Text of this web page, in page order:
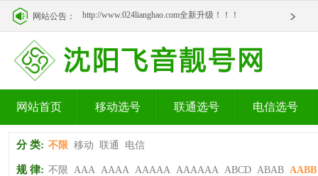
网站公告： http://www.024lianghao.com全新升级！！！
网站首页 移动选号 联通选号 电信选号
分 类: 不限 移动 联通 电信
规 律: 不限 AAA AAAA AAAAA AAAAAA ABCD ABAB AABB